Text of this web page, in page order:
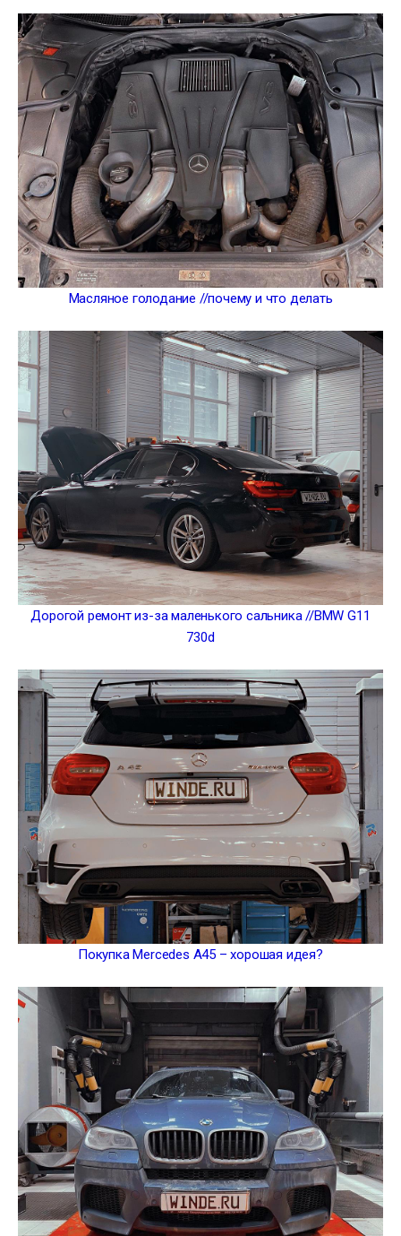
Масляное голодание //почему и что делать
Дорогой ремонт из-за маленького сальника //BMW G11
730d
Покупка Mercedes A45 – хорошая идея?